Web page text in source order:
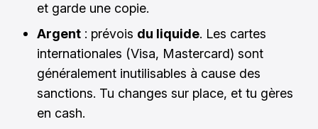
et garde une copie.
Argent : prévois du liquide. Les cartes
internationales (Visa, Mastercard) sont
généralement inutilisables à cause des
sanctions. Tu changes sur place, et tu gères
en cash.